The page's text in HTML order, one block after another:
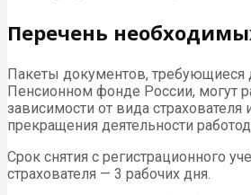
Перечень
Пакеты документов, требующиеся
Пенсионном фонде России, могут
зависимости от вида страхователя
прекращения деятельности
Срок снятия с регистрационного
страхователя — 3 рабочих дня.